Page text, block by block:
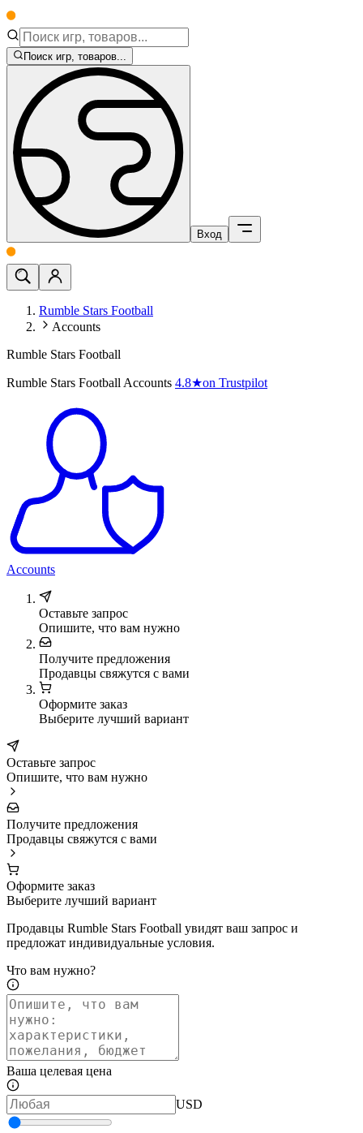
Поиск игр, товаров...
Вход
Rumble Stars Football
Accounts
Rumble Stars Football
Rumble Stars Football Accounts 4.8★on Trustpilot
Accounts
Оставьте запрос
Опишите, что вам нужно
Получите предложения
Продавцы свяжутся с вами
Оформите заказ
Выберите лучший вариант
Оставьте запрос
Опишите, что вам нужно
Получите предложения
Продавцы свяжутся с вами
Оформите заказ
Выберите лучший вариант
Продавцы Rumble Stars Football увидят ваш запрос и
предложат индивидуальные условия.
Что вам нужно?
Ваша целевая цена
USD